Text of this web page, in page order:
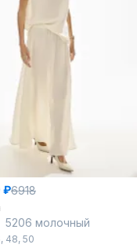
₽6918
5206 молочный
, 48, 50